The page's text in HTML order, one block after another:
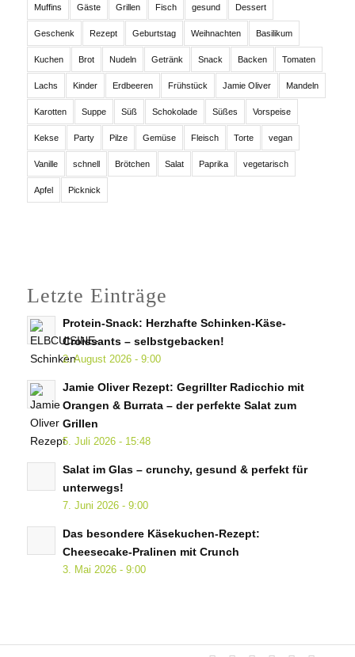
Muffins Gäste Grillen Fisch gesund Dessert
Geschenk Rezept Geburtstag Weihnachten Basilikum
Kuchen Brot Nudeln Getränk Snack Backen Tomaten
Lachs Kinder Erdbeeren Frühstück Jamie Oliver Mandeln
Karotten Suppe Süß Schokolade Süßes Vorspeise
Kekse Party Pilze Gemüse Fleisch Torte vegan
Vanille schnell Brötchen Salat Paprika vegetarisch
Apfel Picknick
Letzte Einträge
Protein-Snack: Herzhafte Schinken-Käse-
Croissants – selbstgebacken!
2. August 2026 - 9:00
Jamie Oliver Rezept: Gegrillter Radicchio mit
Orangen & Burrata – der perfekte Salat zum
Grillen
5. Juli 2026 - 15:48
Salat im Glas – crunchy, gesund & perfekt für
unterwegs!
7. Juni 2026 - 9:00
Das besondere Käsekuchen-Rezept:
Cheesecake-Pralinen mit Crunch
3. Mai 2026 - 9:00